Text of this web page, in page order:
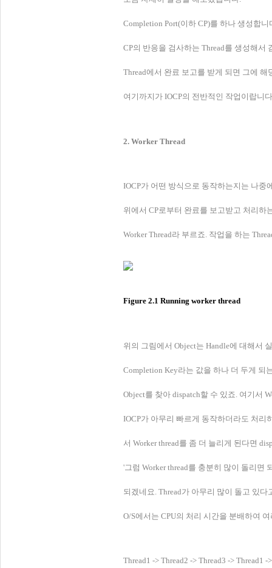
Completion Port(이하 CP)를 하나 생성합
CP의 반응을 검사하는 Thread를 생성해서
Thread에서 완료 보고를 받게 되면 그에
여기까지가 IOCP의 전반적인 작업이랍니
2. Worker Thread
IOCP가 어떤 방식으로 동작하는지는 나중
위에서 CP로부터 완료를 보고받고 처리하
Worker Thread라 부르죠. 작업을 하는
Figure 2.1 Running worker thread
위의 그림에서 Object는 Handle에 대해서
Completion Key라는 값을 하나 더 두게 되
Object를 찾아 dispatch할 수 있죠. 여기서
IOCP가 아무리 빠르게 동작하더라도 처리
서 Worker thread를 좀 더 늘리게 된다면
'그럼 Worker thread를 충분히 많이 돌리면
되겠네요. Thread가 아무리 많이 돌고 있
O/S에서는 CPU의 처리 시간을 분배하여
Thread1 -> Thread2 -> Thread3 -> Thread1 -